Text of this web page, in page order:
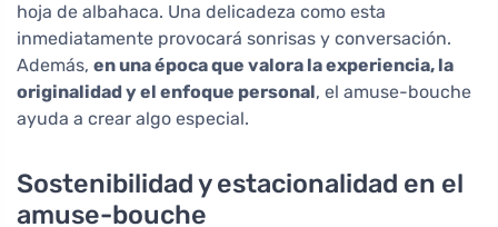
hoja de albahaca. Una delicadeza como esta
inmediatamente provocará sonrisas y conversación.
Además, en una época que valora la experiencia, la
originalidad y el enfoque personal, el amuse-bouche
ayuda a crear algo especial.
Sostenibilidad y estacionalidad en el
amuse-bouche